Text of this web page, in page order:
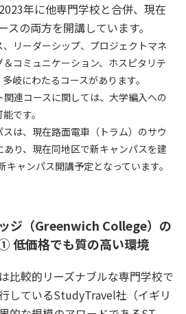
年に他専門学校と合併、現在
スの両方を開講しています。
リーダーシップ、プロジェクトマネ
コミュニケーション、ホスピタリテ
岐にわたるコースがあります。
連コースに関しては、大学編入への
です。
は、現在路面電車（トラム）のサウ
り、現在同地区で新キャンパスを建
ャンパス開講予定となっています。
ジ（Greenwich College）の
低価格でも質の高い環境
比較的リーズナブルな専門学校で
しているStudyTravel社（イギリ